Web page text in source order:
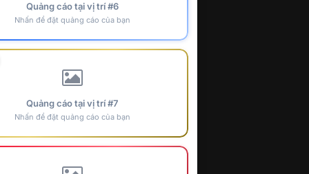
Quảng cáo tại vị trí #6
Nhấn để đặt quảng cáo của bạn
Quảng cáo tại vị trí #7
Nhấn để đặt quảng cáo của bạn